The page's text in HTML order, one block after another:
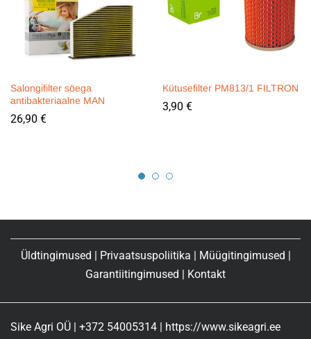
Salongifilter söega
antibakteriaalne MAN
26,90 €
Kütusefilter PM813/1 FILTRON
3,90 €
Üldtingimused Privaatsuspoliitika Müügitingimused
Garantiitingimused
Kontakt
Sike Agri OÜ | +372 54005314 | https://www.sikeagri.ee